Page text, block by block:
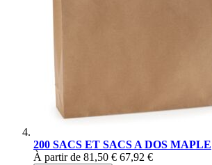
200 SACS ET SACS A DOS MAPLE
À partir de 81,50 € 67,92 €